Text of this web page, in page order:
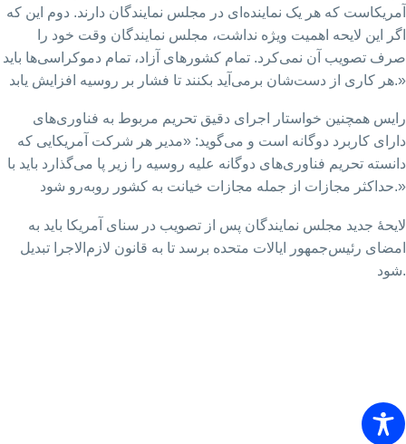
آمریکاست که هر یک نماینده‌ای در مجلس نمایندگان دارند. دوم این که
اگر این لایحه اهمیت ویژه نداشت، مجلس نمایندگان وقت خود را
صرف تصویب‌ آن نمی‌کرد. تمام کشورهای آزاد،‌ تمام دموکراسی‌ها باید
هر کاری از دست‌شان برمی‌آید بکنند تا فشار بر روسیه افزایش یابد.»
رایس همچنین خواستار اجرای دقیق تحریم مربوط به فناوری‌های
دارای کاربرد دوگانه است و می‌گوید: «مدیر هر شرکت آمریکایی که
دانسته تحریم فناوری‌های دوگانه علیه روسیه را زیر پا می‌گذارد باید با
حداکثر مجازات از جمله مجازات خیانت به کشور روبه‌رو شود.»
لایحهٔ جدید مجلس نمایندگان پس از تصویب در سنای آمریکا باید به
امضای رئیس‌جمهور ایالات متحده برسد تا به قانون لازم‌الاجرا تبدیل
شود.